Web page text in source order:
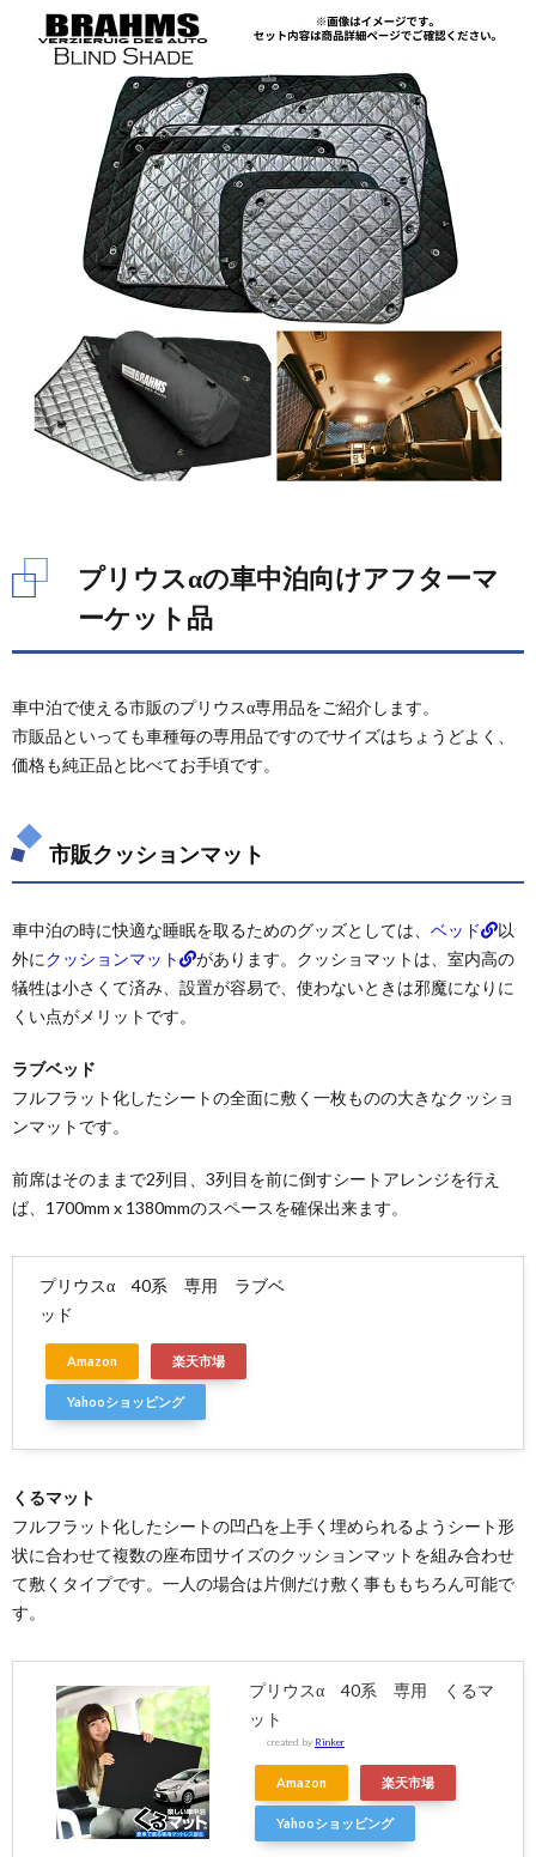
プリウスαの車中泊向けアフターマ
ーケット品
車中泊で使える市販のプリウスα専用品をご紹介します。
市販品といっても車種毎の専用品ですのでサイズはちょうどよく、
価格も純正品と比べてお手頃です。
市販クッションマット
車中泊の時に快適な睡眠を取るためのグッズとしては、 ベッド
以
外にクッションマット
があります。クッショマットは、室内高の
犠牲は小さくて済み、設置が容易で、使わないときは邪魔になりに
くい点がメリットです。
ラブベッド
フルフラット化したシートの全面に敷く一枚ものの大きなクッショ
ンマットです。
前席はそのままで2列目、3列目を前に倒すシートアレンジを行え
ば、1700mm x 1380mmのスペースを確保出来ます。
プリウスα 40系 専用 ラブベ
ッド
Amazon 楽天市場
Yahooショッピング
くるマット
フルフラット化したシートの凹凸を上手く埋められるようシート形
状に合わせて複数の座布団サイズのクッションマットを組み合わせ
て敷くタイプです。一人の場合は片側だけ敷く事ももちろん可能で
す。
プリウスα 40系 専用 くるマ
ット
created by Rinker
Amazon 楽天市場
Yahooショッピング